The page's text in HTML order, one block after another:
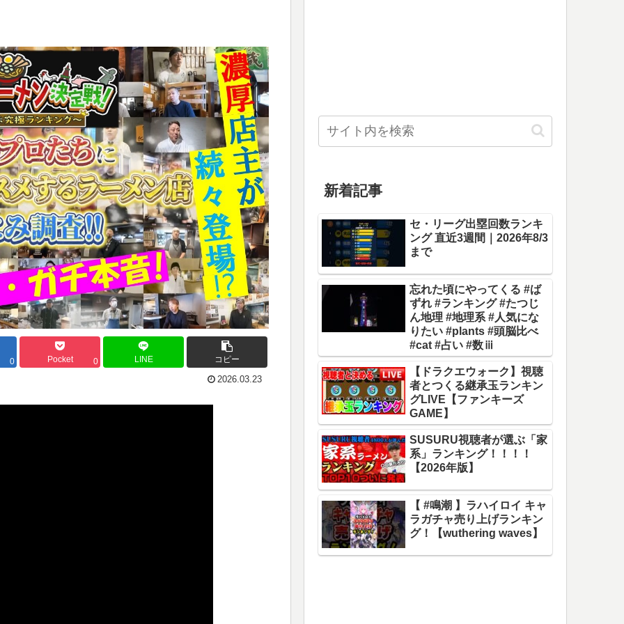
0 Pocket 0 LINE コピー
2026.03.23
新着記事
セ・リーグ出塁回数ランキ
ング 直近3週間｜2026年8/3
まで
忘れた頃にやってくる #ば
ずれ #ランキング #たつじ
ん地理 #地理系 #人気にな
りたい #plants #頭脳比べ
#cat #占い #数ⅲ
【ドラクエウォーク】視聴
者とつくる継承玉ランキン
グLIVE【ファンキーズ
GAME】
SUSURU視聴者が選ぶ「家
系」ランキング！！！！
【2026年版】
【 #鳴潮 】ラハイロイ キャ
ラガチャ売り上げランキン
グ！【wuthering waves】